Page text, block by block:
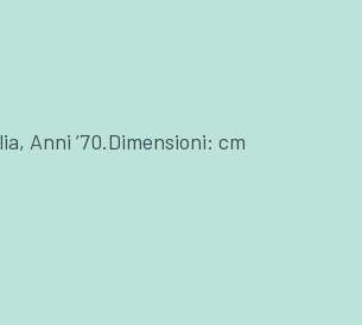
Anni ’70.Dimensioni: cm